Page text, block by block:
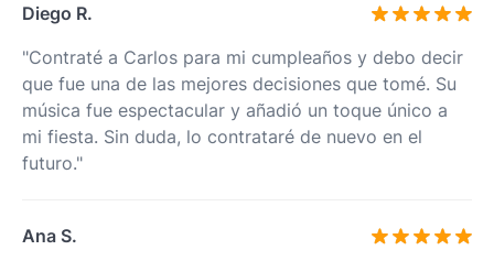
Diego R.
"Contraté a Carlos para mi cumpleaños y debo decir
que fue una de las mejores decisiones que tomé. Su
música fue espectacular y añadió un toque único a
mi fiesta. Sin duda, lo contrataré de nuevo en el
futuro."
Ana S.